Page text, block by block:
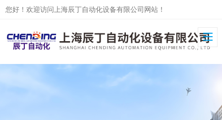
您好！欢迎访问上海辰丁自动化设备有限公司网站！